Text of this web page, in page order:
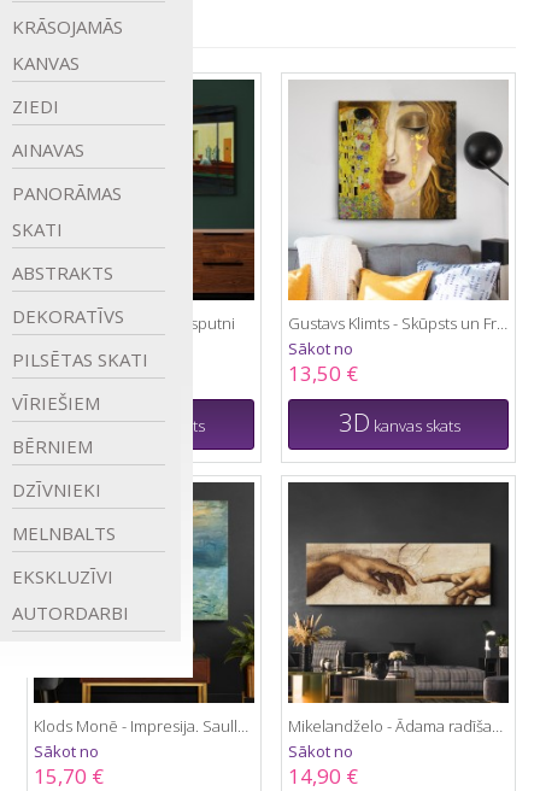
KRĀSOJAMĀS
KANVAS
ZIEDI
AINAVAS
PANORĀMAS
SKATI
ABSTRAKTS
DEKORATĪVS
PILSĒTAS SKATI
VĪRIEŠIEM
BĒRNIEM
DZĪVNIEKI
MELNBALTS
EKSKLUZĪVI
AUTORDARBI
Edvards Hopers - Naktsputni
Sākot no
15,20 €
3Dkanvas skats
Gustavs Klimts - Skūpsts un Frejas asaras
Sākot no
13,50 €
3D kanvas skats
Sākot no
15,70 €
Sākot no
14,90 €